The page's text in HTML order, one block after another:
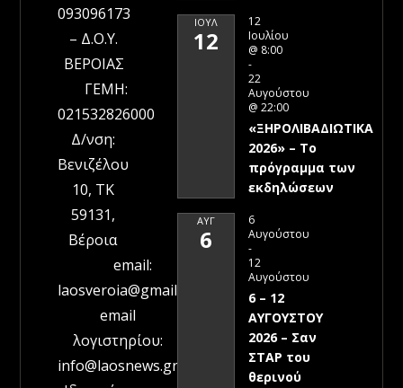
093096173
– Δ.Ο.Υ.
ΒΕΡΟΙΑΣ
ΓΕΜΗ:
021532826000
Δ/νση:
Βενιζέλου
10, ΤΚ
59131,
Βέροια
email:
laosveroia@gmail.com
email
λογιστηρίου:
info@laosnews.gr
ΙΟΎΛ
12
12
Ιουλίου
@ 8:00
-
22
Αυγούστου
@ 22:00
«ΞΗΡΟΛΙΒΑΔΙΩΤΙΚΑ
2026» – To
πρόγραμμα των
εκδηλώσεων
ΑΥΓ
6
6
Αυγούστου
-
12
Αυγούστου
6 – 12
ΑΥΓΟΥΣΤΟΥ
2026 – Σαν
ΣΤΑΡ του
θερινού